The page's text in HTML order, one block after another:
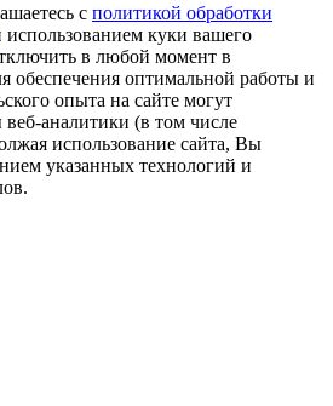
с политикой обработки
использованием куки вашего
в любой момент в
обеспечения оптимальной работы и
опыта на сайте могут
веб-аналитики (в том числе
использование сайта, Вы
указанных технологий и